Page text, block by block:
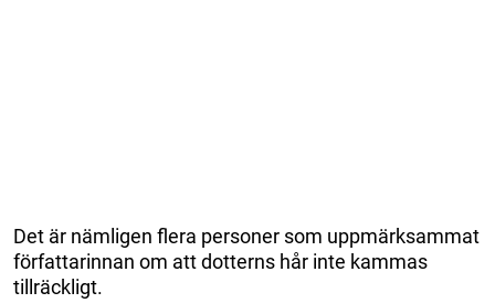
Det är nämligen flera personer som uppmärksammat
författarinnan om att dotterns hår inte kammas
tillräckligt.